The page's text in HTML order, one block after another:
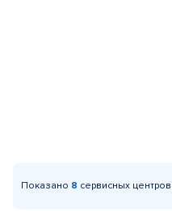
Показано 8 сервисных центров